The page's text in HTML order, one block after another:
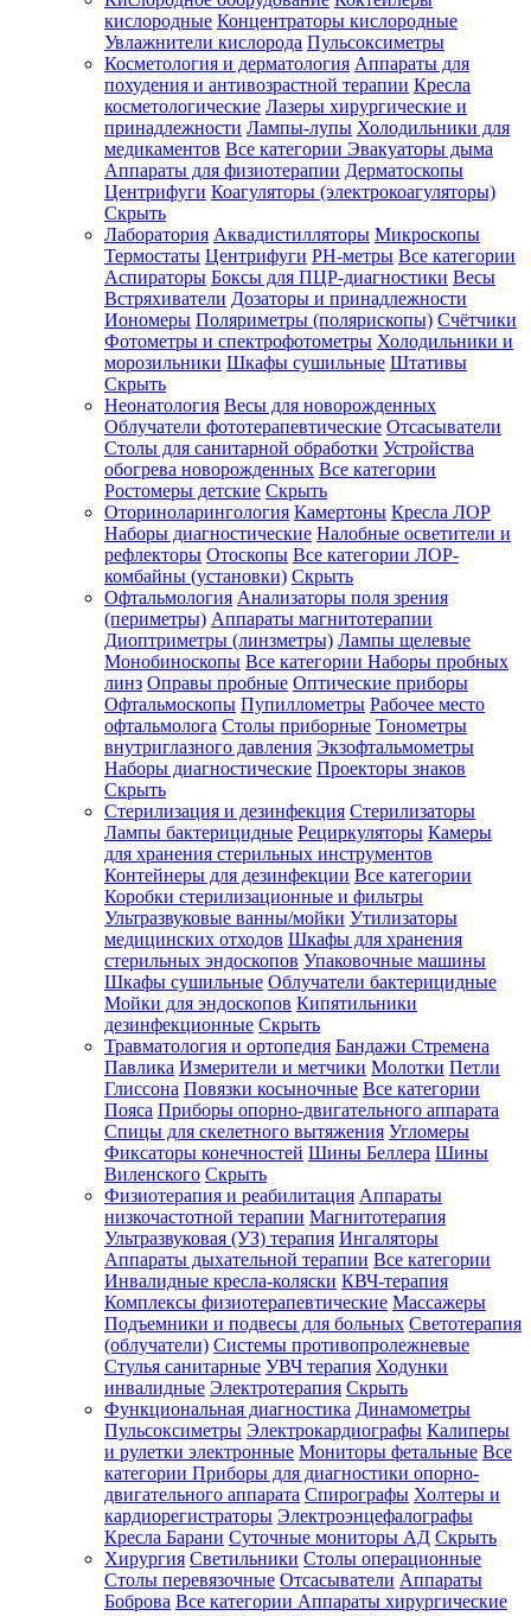
Зарегистрироваться
Зачем
регистрироваться?
Все
покупки
одном
месте
Личный
менеджер
Отслеживание
статуса
заказа
кислородные Концентраторы кислородные
Увлажнители кислорода Пульсоксиметры
Косметология и дерматология Аппараты для
похудения и антивозрастной терапии Кресла
косметологические Лазеры хирургические и
принадлежности Лампы-лупы Холодильники для
медикаментов Все категории Эвакуаторы дыма
Аппараты для физиотерапии Дерматоскопы
Центрифуги Коагуляторы (электрокоагуляторы)
Скрыть
Лаборатория Аквадистилляторы Микроскопы
Термостаты Центрифуги PH-метры Все категории
Аспираторы Боксы для ПЦР-диагностики Весы
Встряхиватели Дозаторы и принадлежности
Иономеры Поляриметры (полярископы) Счётчики
Фотометры и спектрофотометры Холодильники и
морозильники Шкафы сушильные Штативы
Скрыть
Неонатология Весы для новорожденных
Облучатели фототерапевтические Отсасыватели
Столы для санитарной обработки Устройства
обогрева новорожденных Все категории
Ростомеры детские Скрыть
Оториноларингология Камертоны Кресла ЛОР
Наборы диагностические Налобные осветители и
рефлекторы Отоскопы Все категории ЛОР-
комбайны (установки) Скрыть
Офтальмология Анализаторы поля зрения
(периметры) Аппараты магнитотерапии
Диоптриметры (линзметры) Лампы щелевые
Монобиноскопы Все категории Наборы пробных
линз Оправы пробные Оптические приборы
Офтальмоскопы Пупиллометры Рабочее место
офтальмолога Столы приборные Тонометры
внутриглазного давления Экзофтальмометры
Наборы диагностические Проекторы знаков
Скрыть
Стерилизация и дезинфекция Стерилизаторы
Лампы бактерицидные Рециркуляторы Камеры
для хранения стерильных инструментов
Контейнеры для дезинфекции Все категории
Коробки стерилизационные и фильтры
Ультразвуковые ванны/мойки Утилизаторы
медицинских отходов Шкафы для хранения
стерильных эндоскопов Упаковочные машины
Шкафы сушильные Облучатели бактерицидные
Мойки для эндоскопов Кипятильники
дезинфекционные Скрыть
Травматология и ортопедия Бандажи Стремена
Павлика Измерители и метчики Молотки Петли
Глиссона Повязки косыночные Все категории
Пояса Приборы опорно-двигательного аппарата
Спицы для скелетного вытяжения Угломеры
Фиксаторы конечностей Шины Беллера Шины
Виленского Скрыть
Физиотерапия и реабилитация Аппараты
низкочастотной терапии Магнитотерапия
Ультразвуковая (УЗ) терапия Ингаляторы
Аппараты дыхательной терапии Все категории
Инвалидные кресла-коляски КВЧ-терапия
Комплексы физиотерапевтические Массажеры
Подъемники и подвесы для больных Светотерапия
(облучатели) Системы противопролежневые
Стулья санитарные УВЧ терапия Ходунки
инвалидные Электротерапия Скрыть
Функциональная диагностика Динамометры
Пульсоксиметры Электрокардиографы Калиперы
и рулетки электронные Мониторы фетальные Все
категории Приборы для диагностики опорно-
двигательного аппарата Спирографы Холтеры и
кардиорегистраторы Электроэнцефалографы
Кресла Барани Суточные мониторы АД Скрыть
Хирургия Светильники Столы операционные
Столы перевязочные Отсасыватели Аппараты
Боброва Все категории Аппараты хирургические